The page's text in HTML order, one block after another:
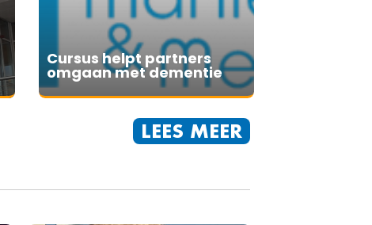
Cursus helpt partners
omgaan met dementie
LEES MEER